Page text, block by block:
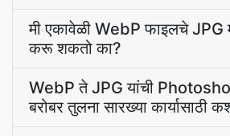
मी एकावेळी WebP फाइलचे JPG
करू शकतो का?
WebP ते JPG यांची
बरोबर तुलना सारख्या कार्यासाठी